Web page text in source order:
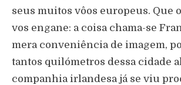
seus muitos vôos europeus. Que
vos engane: a coisa chama-se
mera conveniência de imagem,
tantos quilómetros dessa cidade
companhia irlandesa já se viu